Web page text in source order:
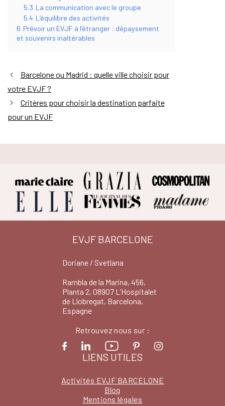
5.3 La communication avec le groupe
5.4 L’équilibre des activités
6 Prévoir un EVJF à l’étranger : dépaysement
et souvenirs inaltérables
Barcelone ou Madrid : quelle ville choisir pour
votre EVJF ?
Critères pour choisir la destination parfaite
pour un EVJF
EVJF BARCELONE
Doriane / Svetlana
Rambla de la Marina, 456,
Planta 2, 08907 L’Hospitalet
de Llobregat, Barcelona,
Espagne
Retrouvez nous sur :
LIENS UTILES
Activités EVJF BARCELONE
Blog
Mentions légales